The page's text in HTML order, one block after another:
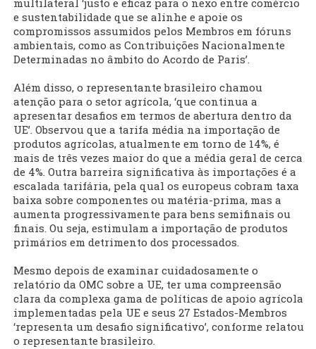
multilateral ‘justo e eficaz para o nexo entre comércio
e sustentabilidade que se alinhe e apoie os
compromissos assumidos pelos Membros em fóruns
ambientais, como as Contribuições Nacionalmente
Determinadas no âmbito do Acordo de Paris’.
Além disso, o representante brasileiro chamou
atenção para o setor agrícola, ‘que continua a
apresentar desafios em termos de abertura dentro da
UE’. Observou que a tarifa média na importação de
produtos agrícolas, atualmente em torno de 14%, é
mais de três vezes maior do que a média geral de cerca
de 4%. Outra barreira significativa às importações é a
escalada tarifária, pela qual os europeus cobram taxa
baixa sobre componentes ou matéria-prima, mas a
aumenta progressivamente para bens semifinais ou
finais. Ou seja, estimulam a importação de produtos
primários em detrimento dos processados.
Mesmo depois de examinar cuidadosamente o
relatório da OMC sobre a UE, ter uma compreensão
clara da complexa gama de políticas de apoio agrícola
implementadas pela UE e seus 27 Estados-Membros
‘representa um desafio significativo’, conforme relatou
o representante brasileiro.